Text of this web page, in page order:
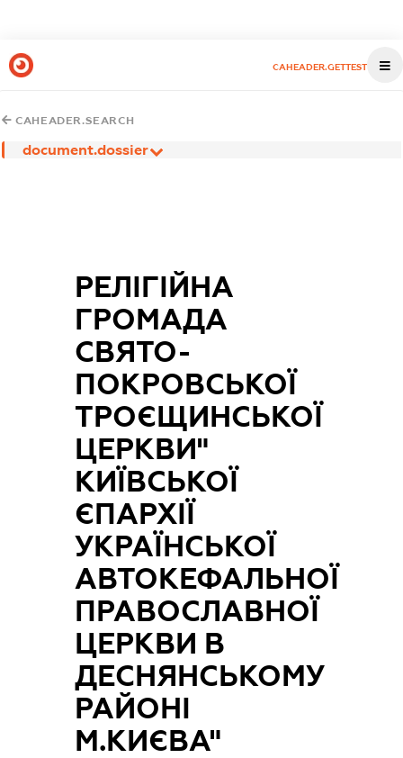
CAHEADER.GETTEST
CAHEADER.SEARCH
document.dossier
РЕЛІГІЙНА
ГРОМАДА
СВЯТО-
ПОКРОВСЬКОЇ
ТРОЄЩИНСЬКОЇ
ЦЕРКВИ"
КИЇВСЬКОЇ
ЄПАРХІЇ
УКРАЇНСЬКОЇ
АВТОКЕФАЛЬНОЇ
ПРАВОСЛАВНОЇ
ЦЕРКВИ В
ДЕСНЯНСЬКОМУ
РАЙОНІ
М.КИЄВА"